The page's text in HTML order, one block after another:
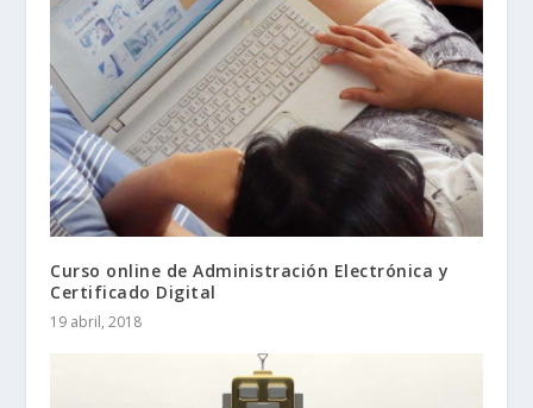
Curso online de Administración Electrónica y
Certificado Digital
19 abril, 2018